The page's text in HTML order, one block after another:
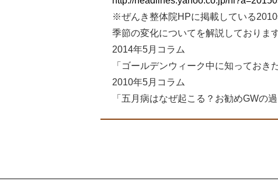
※ぜんき整体院HPに掲載している
季節の変化についてを解説しておりま
2014年5月コラム
「ゴールデンウィーク中に知っておき
2010年5月コラム
「五月病はなぜ起こる？お勧めGWの過